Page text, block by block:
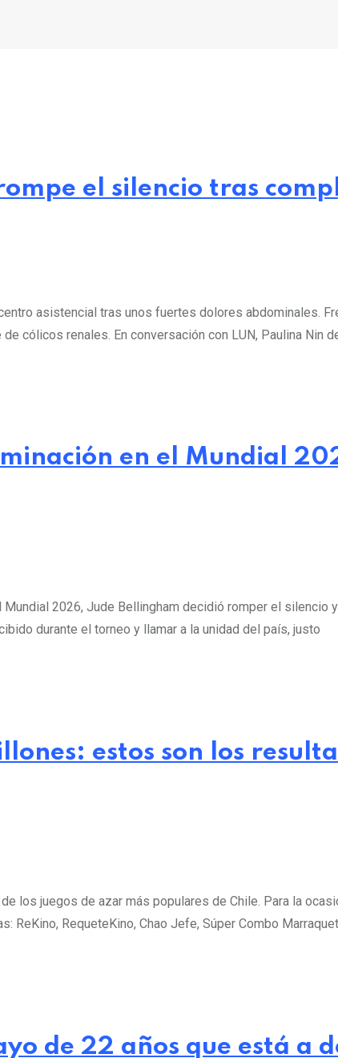
el silencio tras
asistencial tras unos fuertes dolores abdominales.
cólicos renales. En conversación con LUN, Paulina Nin
en el Mundial
2026, Jude Bellingham decidió romper el silencio
durante el torneo y llamar a la unidad del país, justo
estos son los
los juegos de azar más populares de Chile. Para la
RequeteKino, Chao Jefe, Súper Combo
de 22 años que está a